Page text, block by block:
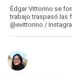
Édgar Vittorino se
trabajo traspasó las
@evittorino /